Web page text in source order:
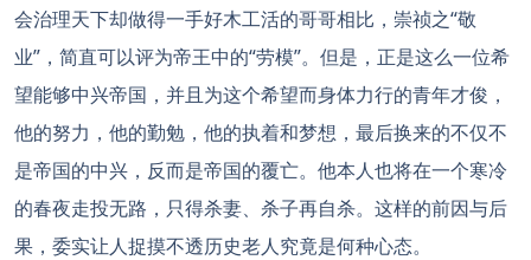
会治理天下却做得一手好木工活的哥哥相比，崇祯之“敬
业”，简直可以评为帝王中的“劳模”。但是，正是这么一位希
望能够中兴帝国，并且为这个希望而身体力行的青年才俊，
他的努力，他的勤勉，他的执着和梦想，最后换来的不仅不
是帝国的中兴，反而是帝国的覆亡。他本人也将在一个寒冷
的春夜走投无路，只得杀妻、杀子再自杀。这样的前因与后
果，委实让人捉摸不透历史老人究竟是何种心态。